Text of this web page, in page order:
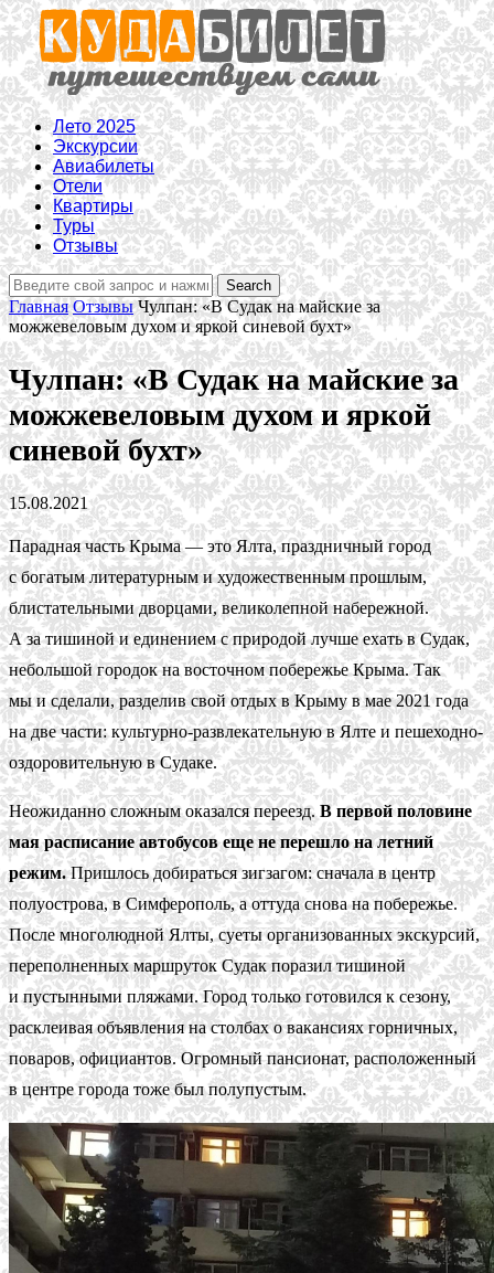
Лето 2025
Экскурсии
Авиабилеты
Отели
Квартиры
Туры
Отзывы
Главная Отзывы Чулпан: «В Судак на майские за
можжевеловым духом и яркой синевой бухт»
Чулпан: «В Судак на майские за
можжевеловым духом и яркой
синевой бухт»
15.08.2021
Парадная часть Крыма — это Ялта, праздничный город
с богатым литературным и художественным прошлым,
блистательными дворцами, великолепной набережной.
А за тишиной и единением с природой лучше ехать в Судак,
небольшой городок на восточном побережье Крыма. Так
мы и сделали, разделив свой отдых в Крыму в мае 2021 года
на две части: культурно-развлекательную в Ялте и пешеходно-
оздоровительную в Судаке.
Неожиданно сложным оказался переезд.В первой половине
мая расписание автобусов еще не перешло на летний
режим.Пришлось добираться зигзагом: сначала в центр
полуострова, в Симферополь, а оттуда снова на побережье.
После многолюдной Ялты, суеты организованных экскурсий,
переполненных маршруток Судак поразил тишиной
и пустынными пляжами. Город только готовился к сезону,
расклеивая объявления на столбах о вакансиях горничных,
поваров, официантов. Огромный пансионат, расположенный
в центре города тоже был полупустым.